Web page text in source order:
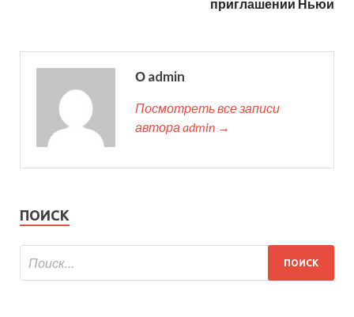
приглашении Ньюи
О admin
Посмотреть все записи
автора admin →
ПОИСК